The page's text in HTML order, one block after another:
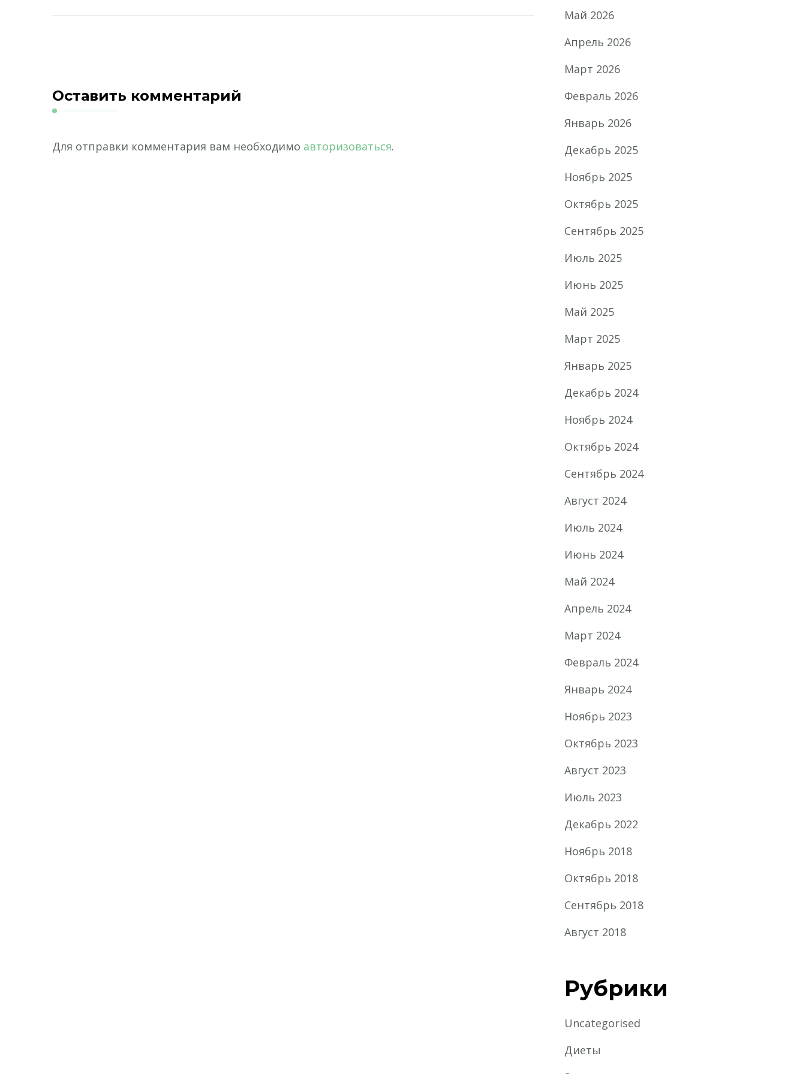
Оставить комментарий
Для отправки комментария вам необходимо авторизоваться.
Май 2026
Апрель 2026
Март 2026
Февраль 2026
Январь 2026
Декабрь 2025
Ноябрь 2025
Октябрь 2025
Сентябрь 2025
Июль 2025
Июнь 2025
Май 2025
Март 2025
Январь 2025
Декабрь 2024
Ноябрь 2024
Октябрь 2024
Сентябрь 2024
Август 2024
Июль 2024
Июнь 2024
Май 2024
Апрель 2024
Март 2024
Февраль 2024
Январь 2024
Ноябрь 2023
Октябрь 2023
Август 2023
Июль 2023
Декабрь 2022
Ноябрь 2018
Октябрь 2018
Сентябрь 2018
Август 2018
Рубрики
Uncategorised
Диеты